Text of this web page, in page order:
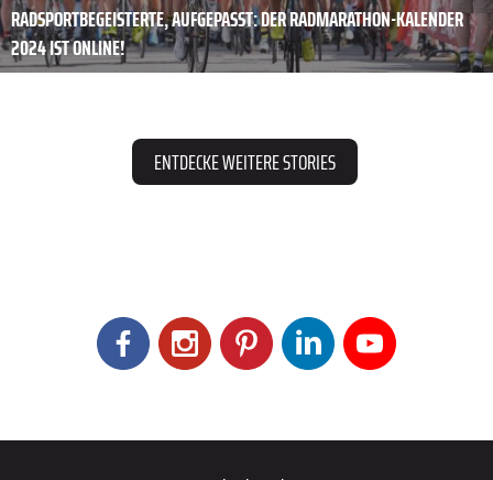
RADSPORTBEGEISTERTE, AUFGEPASST: DER RADMARATHON-KALENDER
2024 IST ONLINE!
ENTDECKE WEITERE STORIES